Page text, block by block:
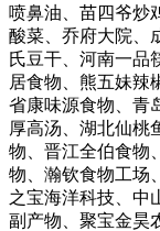
喷鼻油、苗四爷炒
酸菜、乔府大院、
氏豆干、河南一品
居食物、熊五妹辣
省康味源食物、青
厚高汤、湖北仙桃
物、晋江全伯食物
物、瀚钦食物工场
之宝海洋科技、中
副产物、聚宝金昊